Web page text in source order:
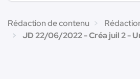
Rédaction de contenu
JD 22/06/2022 - Créa juil 2 -